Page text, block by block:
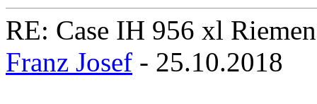
RE: Case IH 956 xl
Franz Josef - 25.10.2018